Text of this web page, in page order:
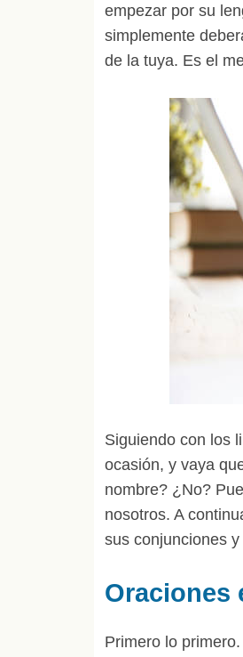
empezar por su
simplemente
de la tuya. Es el
Siguiendo con los
ocasión, y vaya
nombre? ¿No?
nosotros. A
sus conjunciones
Oraciones
Primero lo